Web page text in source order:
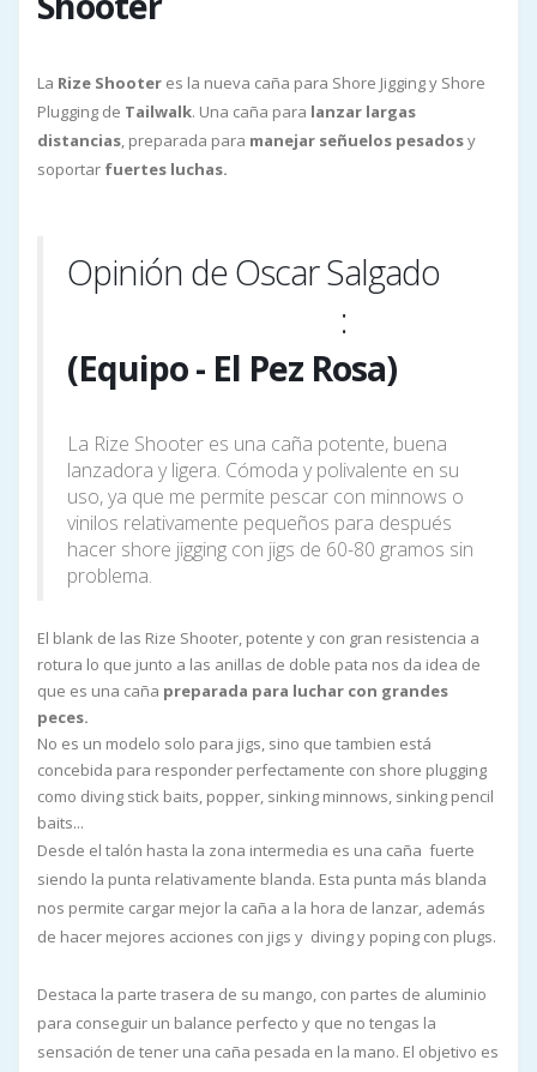
La Rize Shooter es la nueva caña para Shore Jigging y Shore
Plugging de Tailwalk. Una caña para lanzar largas
distancias, preparada para manejar señuelos pesadosy
soportar fuertes luchas.
Opinión de Oscar Salgado
:
(Equipo - El Pez Rosa)
La Rize Shooter es una caña potente, buena
lanzadora y ligera. Cómoda y polivalente en su
uso, ya que me permite pescar con minnows o
vinilos relativamente pequeños para después
hacer shore jigging con jigs de 60-80 gramos sin
problema.
El blank de las Rize Shooter, potente y con gran resistencia a
rotura lo que junto a las anillas de doble pata nos da idea de
que es una caña preparada para luchar con grandes
peces.
No es un modelo solo para jigs, sino que tambien está
concebida para responder perfectamente con shore plugging
como diving stick baits, popper, sinking minnows, sinking pencil
baits...
Desde el talón hasta la zona intermedia es una caña fuerte
siendo la punta relativamente blanda. Esta punta más blanda
nos permite cargar mejor la caña a la hora de lanzar, además
de hacer mejores acciones con jigs y diving y poping con plugs.
Destaca la parte trasera de su mango, con partes de aluminio
para conseguir un balance perfecto y que no tengas la
sensación de tener una caña pesada en la mano. El objetivo es